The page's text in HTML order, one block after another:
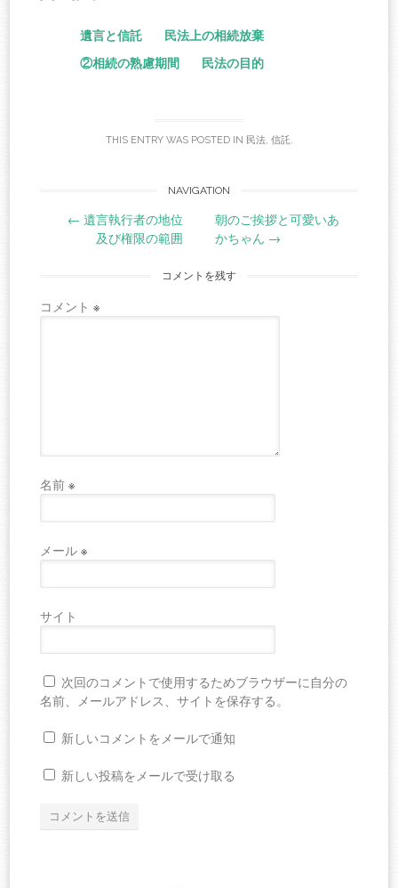
bo
okr
遺言と信託
民法上の相続放棄
②相続の熟慮期間
民法の目的
THIS ENTRY WAS POSTED IN 民法, 信託.
navigation
NAVIGATION
← 遺言執行者の地位
及び権限の範囲
朝のご挨拶と可愛いあ
かちゃん →
コメントを残す
コメント※
名前※
メール※
サイト
次回のコメントで使用するためブラウザーに自分の
名前、メールアドレス、サイトを保存する。
新しいコメントをメールで通知
新しい投稿をメールで受け取る